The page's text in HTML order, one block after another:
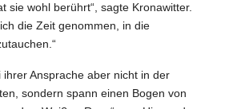
sie wohl berührt“, sagte Kronawitter.
die Zeit genommen, in die
ihrer Ansprache aber nicht in der
sondern spann einen Bogen von